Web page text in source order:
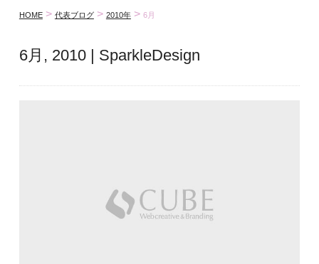
HOME> 代表ブログ> 2010年> 6月
6月, 2010 | SparkleDesign